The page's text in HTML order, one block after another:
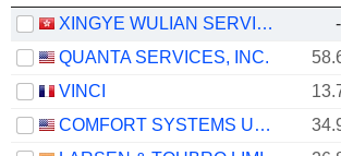
XINGYE WULIAN SERVICE GROUP CO. LTD. -
QUANTA SERVICES, INC.
VINCI
COMFORT SYSTEMS USA, INC.